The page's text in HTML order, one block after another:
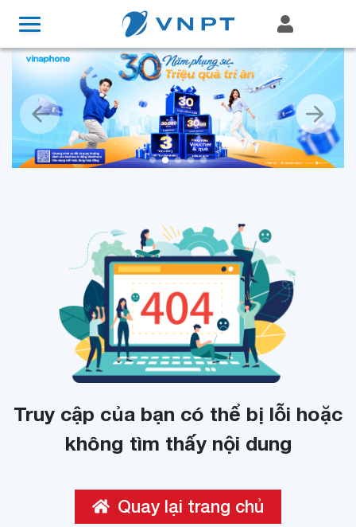
Truy cập của bạn có thể bị lỗi hoặc
không tìm thấy nội dung
Quay lại trang chủ